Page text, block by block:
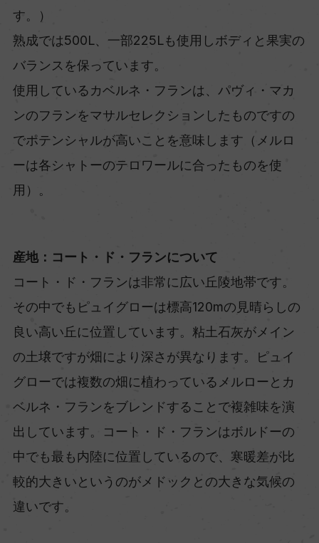
す。）
熟成では500L、一部225Lも使用しボディと果実の
バランスを保っています。
使用しているカベルネ・フランは、パヴィ・マカ
ンのフランをマサルセレクションしたものですの
でポテンシャルが高いことを意味します（メルロ
ーは各シャトーのテロワールに合ったものを使
用）。
産地：コート・ド・フランについて
コート・ド・フランは非常に広い丘陵地帯です。
その中でもピュイグローは標高120mの見晴らしの
良い高い丘に位置しています。粘土石灰がメイン
の土壌ですが畑により深さが異なります。ピュイ
グローでは複数の畑に植わっているメルローとカ
ベルネ・フランをブレンドすることで複雑味を演
出しています。コート・ド・フランはボルドーの
中でも最も内陸に位置しているので、寒暖差が比
較的大きいというのがメドックとの大きな気候の
違いです。